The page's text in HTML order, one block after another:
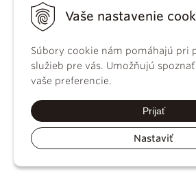
Vaše nastavenie
Súbory cookie nám pomáhajú pri
služieb pre vás. Umožňujú
vaše preferencie.
Prijať
Nastaviť
KBS
kánonického
práva
Katechizmus